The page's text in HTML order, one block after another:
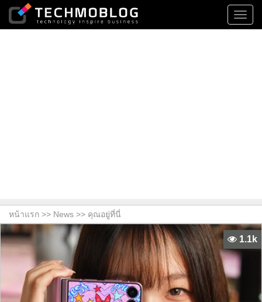
หน้าแรก >> News >> คุณอยู่ที่นี่
1.1k